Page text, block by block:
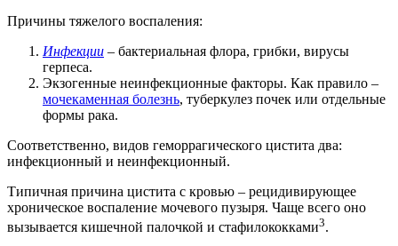
Причины тяжелого воспаления:
Инфекции – бактериальная флора, грибки, вирусы
герпеса.
Экзогенные неинфекционные факторы. Как правило –
мочекаменная болезнь, туберкулез почек или отдельные
формы рака.
Соответственно, видов геморрагического цистита два:
инфекционный и неинфекционный.
Типичная причина цистита с кровью – рецидивирующее
хроническое воспаление мочевого пузыря. Чаще всего оно
вызывается кишечной палочкой и стафилококками3.